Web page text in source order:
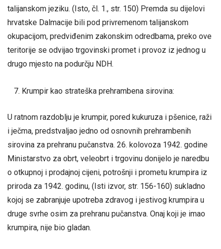
talijanskom jeziku. (Isto, čl. 1., str. 150) Premda su dijelovi
hrvatske Dalmacije bili pod privremenom talijanskom
okupacijom, predviđenim zakonskim odredbama, preko ove
teritorije se odvijao trgovinski promet i provoz iz jednog u
drugo mjesto na podurčju NDH.
Krumpir kao strateška prehrambena sirovina:
U ratnom razdoblju je krumpir, pored kukuruza i pšenice, raži
i ječma, predstvaljao jedno od osnovnih prehrambenih
sirovina za prehranu pučanstva. 26. kolovoza 1942. godine
Ministarstvo za obrt, veleobrt i trgovinu donijelo je naredbu
o otkupnoj i prodajnoj cijeni, potrošnji i prometu krumpira iz
priroda za 1942. godinu, (Isti izvor, str. 156-160) sukladno
kojoj se zabranjuje upotreba zdravog i jestivog krumpira u
druge svrhe osim za prehranu pučanstva. Onaj koji je imao
krumpira, nije bio gladan.